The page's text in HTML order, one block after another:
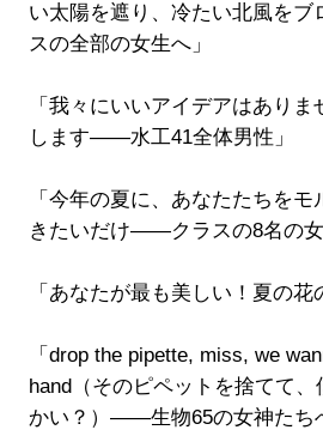
い太陽を遮り、冷たい北風を
スの全部の女生へ」
「我々にいいアイデアはあり
します――水工41全体男性」
「今年の夏に、あなたたちを
きたいだけ――クラスの8名の女
「あなたが最も美しい！夏の花
「drop the pipette, miss, we
hand（そのピペットを捨てて
かい？）――生物65の女神たち